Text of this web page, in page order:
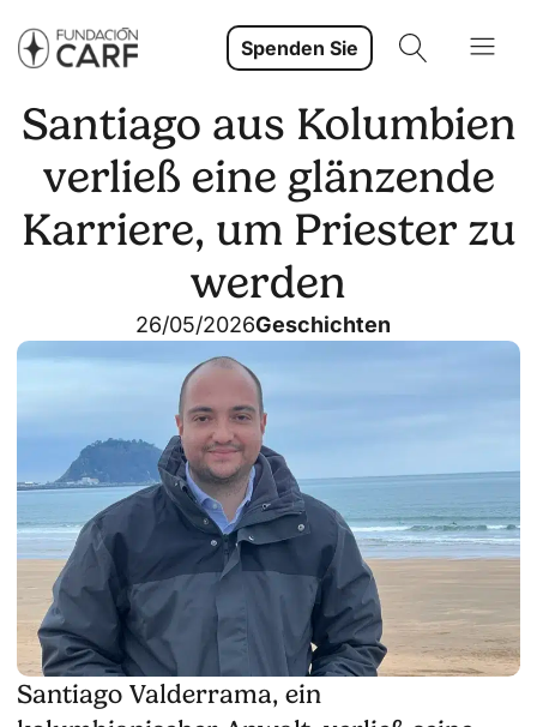
Spenden Sie
Santiago aus Kolumbien
verließ eine glänzende
Karriere, um Priester zu
werden
26/05/2026Geschichten
Santiago Valderrama, ein